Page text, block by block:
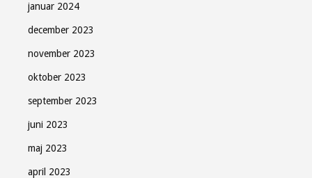
januar 2024
december 2023
november 2023
oktober 2023
september 2023
juni 2023
maj 2023
april 2023